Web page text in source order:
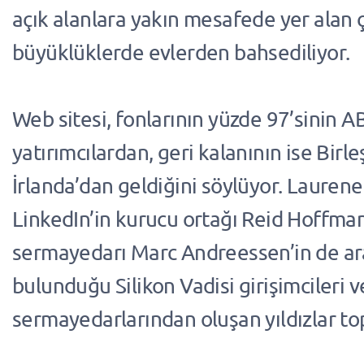
açık alanlara yakın mesafede yer alan
büyüklüklerde evlerden bahsediliyor.
Web sitesi, fonlarının yüzde 97’sinin
yatırımcılardan, geri kalanının ise
İrlanda’dan geldiğini söylüyor.
LinkedIn’in kurucu ortağı Reid
sermayedarı Marc Andreessen’in de
bulunduğu Silikon Vadisi girişimcileri
sermayedarlarından oluşan yıldızlar